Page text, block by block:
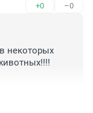
+0 –0
некоторых